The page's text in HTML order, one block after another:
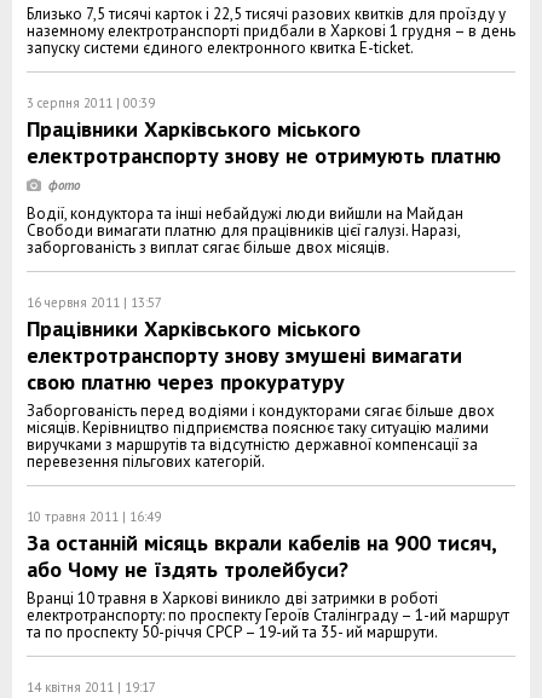
Близько 7,5 тисячі карток і 22,5 тисячі разових квитків для проїзду у
наземному електротранспорті придбали в Харкові 1 грудня – в день
запуску системи єдиного електронного квитка E-ticket.
3 серпня 2011 | 00:39
Працівники Харківського міського
електротранспорту знову не отримують платню
Водії, кондуктора та інші небайдужі люди вийшли на Майдан
Свободи вимагати платню для працівників цієї галузі. Наразі,
заборгованість з виплат сягає більше двох місяців.
16 червня 2011 | 13:57
Працівники Харківського міського
електротранспорту знову змушені вимагати
свою платню через прокуратуру
Заборгованість перед водіями і кондукторами сягає більше двох
місяців. Керівництво підприємства пояснює таку ситуацію малими
виручками з маршрутів та відсутністю державної компенсації за
перевезення пільгових категорій.
10 травня 2011 | 16:49
За останній місяць вкрали кабелів на 900 тисяч,
або Чому не їздять тролейбуси?
Вранці 10 травня в Харкові виникло дві затримки в роботі
електротранспорту: по проспекту Героїв Сталінграду – 1-ий маршрут
та по проспекту 50-річчя СРСР – 19-ий та 35- ий маршрути.
14 квітня 2011 | 19:17